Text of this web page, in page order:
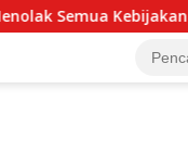
Kebijakan Pemerintah